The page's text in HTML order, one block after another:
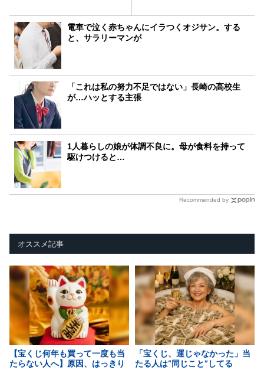
電車で泣く赤ちゃんにイラつくオジサン。する
と、サラリーマンが
「これは私の努力不足ではない」長崎の高校生
が…ハッとする主張
1人暮らしの娘が体調不良に。母が食料を持って
駆けつけると…
Recommended by
オススメ記事
【宝くじ何年も買って一度も当
たらない人へ】原因、はっきり
「宝くじ、運じゃなかった」当
たる人は“同じこと”してる